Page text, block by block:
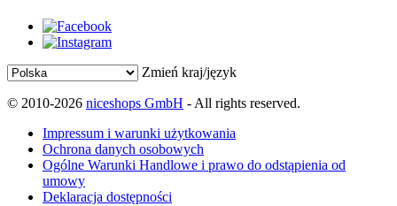
Zmień kraj/język
© 2010-2026 niceshops GmbH - All rights reserved.
Impressum i warunki użytkowania
Ochrona danych osobowych
Ogólne Warunki Handlowe i prawo do odstąpienia od
umowy
Deklaracja dostępności